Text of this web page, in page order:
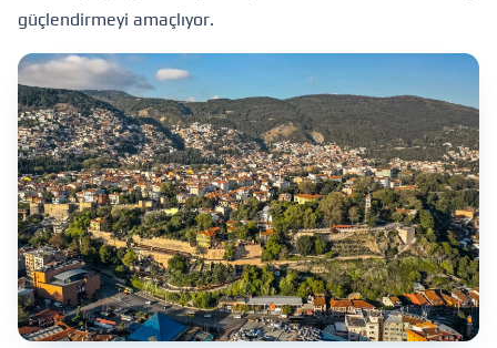
güçlendirmeyi amaçlıyor.